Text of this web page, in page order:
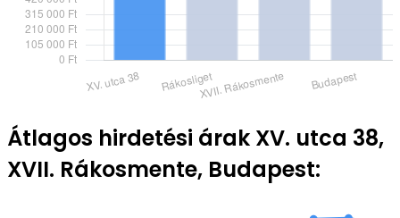
Átlagos hirdetési árak XV. utca 38,
XVII. Rákosmente, Budapest: